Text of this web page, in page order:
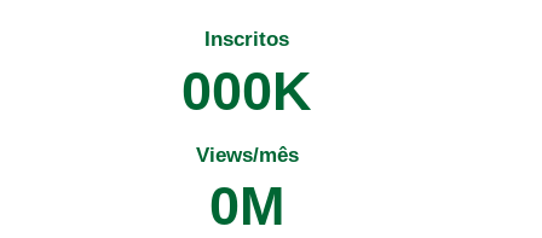
Inscritos
000K
Views/mês
0M